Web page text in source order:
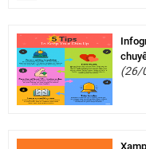
(26/